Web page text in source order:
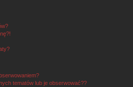
tematów lub je obserwować??